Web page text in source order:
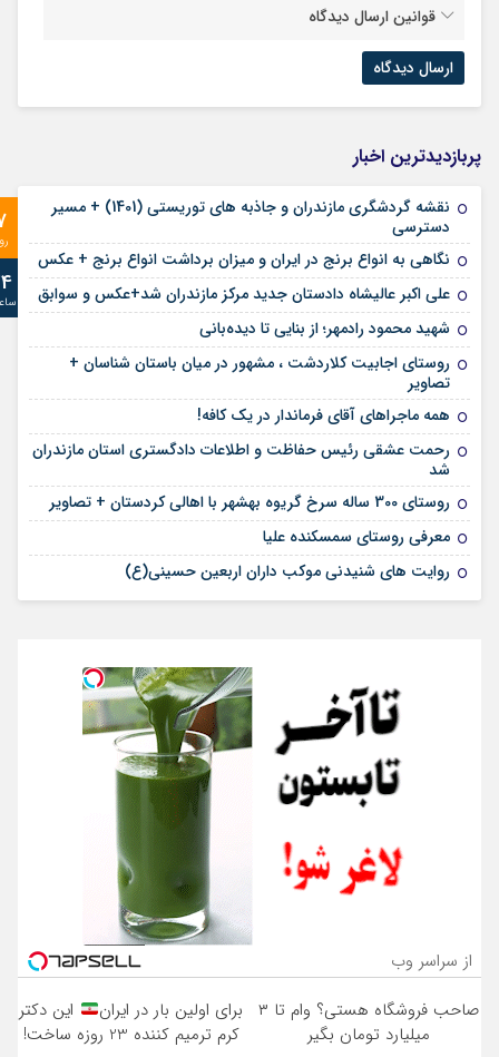
قوانین ارسال دیدگاه
پربازدیدترین اخبار
نقشه گردشگری مازندران و جاذبه های توریستی (1401) + مسیر
دسترسی
نگاهی به انواع برنج در ایران و میزان برداشت انواع برنج + عکس
علی‌ اکبر عالیشاه دادستان جدید مرکز مازندران شد+عکس و سوابق
شهید محمود رادمهر؛ از بنایی تا دیده‌بانی
روستای اجابیت کلاردشت ، مشهور در میان باستان شناسان +
تصاویر
همه ماجراهای آقای فرماندار در یک کافه!
رحمت عشقی رئیس حفاظت و اطلاعات دادگستری استان مازندران
شد
روستای 300 ساله سرخ ‌گریوه بهشهر با اهالی کردستان + تصاویر
معرفی روستای سمسکنده علیا
روایت های شنیدنی موکب داران اربعین حسینی(ع)
از سراسر وب
صاحب فروشگاه هستی؟ وام تا ۳
میلیارد تومان بگیر
برای اولین بار در ایران
این دکتر
کرم ترمیم کننده 23 روزه ساخت!